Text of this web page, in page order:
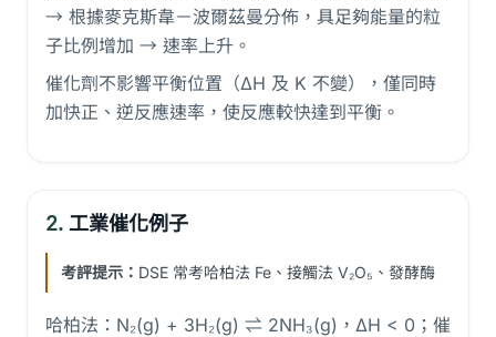
→ 根據麥克斯韋－波爾茲曼分佈，具足夠能量的粒
子比例增加 → 速率上升。
催化劑不影響平衡位置（ΔH 及 K 不變），僅同時
加快正、逆反應速率，使反應較快達到平衡。
2. 工業催化例子
考評提示： DSE 常考哈柏法 Fe、接觸法 V₂O₅、發酵酶
哈柏法：N₂(g) + 3H₂(g) ⇌ 2NH₃(g)，ΔH < 0；催